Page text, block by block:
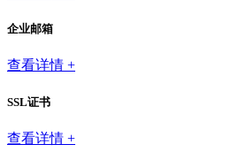
企业邮箱
查看详情 +
SSL证书
查看详情 +